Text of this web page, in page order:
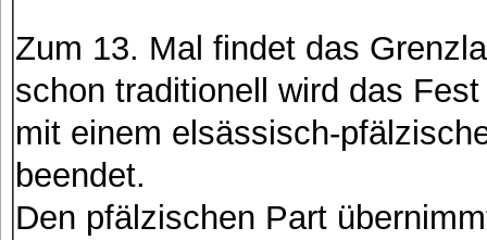
Zum 13. Mal findet das
schon traditionell wird das
mit einem elsässisch-
beendet.
Den pfälzischen Part